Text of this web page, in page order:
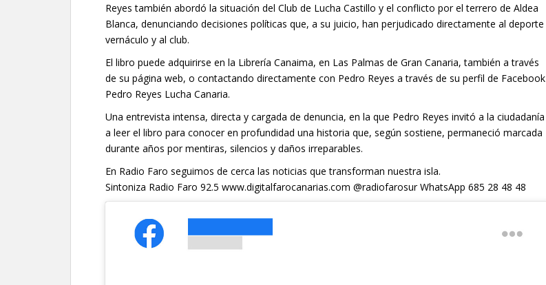
Reyes también abordó la situación del Club de Lucha Castillo y el conflicto por el terrero de Aldea
Blanca, denunciando decisiones políticas que, a su juicio, han perjudicado directamente al deporte
vernáculo y al club.
El libro puede adquirirse en la Librería Canaima, en Las Palmas de Gran Canaria, también a través
de su página web, o contactando directamente con Pedro Reyes a través de su perfil de Facebook
Pedro Reyes Lucha Canaria.
Una entrevista intensa, directa y cargada de denuncia, en la que Pedro Reyes invitó a la ciudadanía
a leer el libro para conocer en profundidad una historia que, según sostiene, permaneció marcada
durante años por mentiras, silencios y daños irreparables.
En Radio Faro seguimos de cerca las noticias que transforman nuestra isla.
Sintoniza Radio Faro 92.5 www.digitalfarocanarias.com @radiofarosur WhatsApp 685 28 48 48